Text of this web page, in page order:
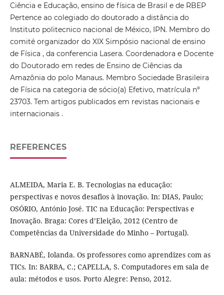
Ciência e Educação, ensino de física de Brasil e de RBEP
Pertence ao colegiado do doutorado a distância do
Instituto politecnico nacional de México, IPN. Membro do
comité organizador do XIX Simpósio nacional de ensino
de Física , da conferencia Lasera. Coordenadora e Docente
do Doutorado em redes de Ensino de Ciências da
Amazônia do polo Manaus. Membro Sociedade Brasileira
de Física na categoria de sócio(a) Efetivo, matrícula nº
23703. Tem artigos publicados em revistas nacionais e
internacionais .
REFERENCES
ALMEIDA, Maria E. B. Tecnologias na educação:
perspectivas e novos desafios à inovação. In: DIAS, Paulo;
OSÓRIO, António José. TIC na Educação: Perspectivas e
Inovação. Braga: Cores d’Eleição, 2012 (Centro de
Competências da Universidade do Minho – Portugal).
BARNABÉ, Iolanda. Os professores como aprendizes com as
TICs. In: BARBA, C.; CAPELLA, S. Computadores em sala de
aula: métodos e usos. Porto Alegre: Penso, 2012.